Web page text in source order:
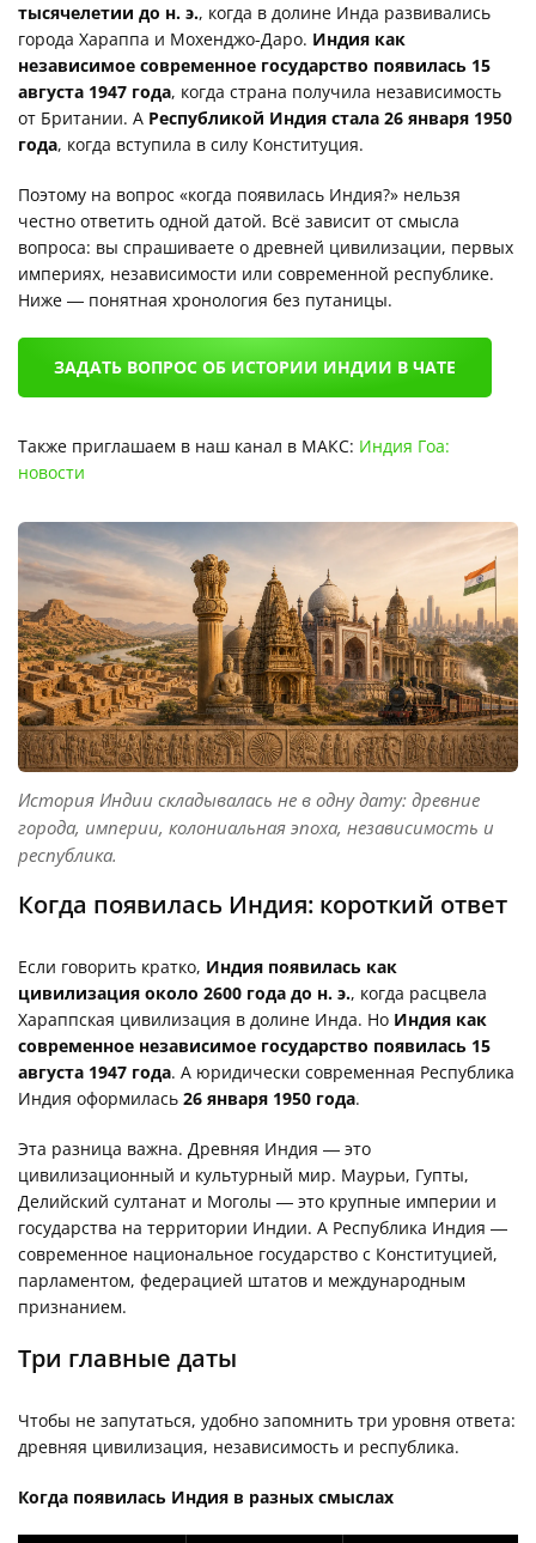
тысячелетии до н. э., когда в долине Инда развивались
города Хараппа и Мохенджо-Даро. Индия как
независимое современное государство появилась 15
августа 1947 года, когда страна получила независимость
от Британии. А Республикой Индия стала 26 января 1950
года, когда вступила в силу Конституция.
Поэтому на вопрос «когда появилась Индия?» нельзя
честно ответить одной датой. Всё зависит от смысла
вопроса: вы спрашиваете о древней цивилизации, первых
империях, независимости или современной республике.
Ниже — понятная хронология без путаницы.
ЗАДАТЬ ВОПРОС ОБ ИСТОРИИ ИНДИИ В ЧАТЕ
Также приглашаем в наш канал в МАКС: Индия Гоа:
новости
История Индии складывалась не в одну дату: древние
города, империи, колониальная эпоха, независимость и
республика.
Когда появилась Индия: короткий ответ
Если говорить кратко, Индия появилась как
цивилизация около 2600 года до н. э., когда расцвела
Хараппская цивилизация в долине Инда. Но Индия как
современное независимое государство появилась 15
августа 1947 года. А юридически современная Республика
Индия оформилась 26 января 1950 года.
Эта разница важна. Древняя Индия — это
цивилизационный и культурный мир. Маурьи, Гупты,
Делийский султанат и Моголы — это крупные империи и
государства на территории Индии. А Республика Индия —
современное национальное государство с Конституцией,
парламентом, федерацией штатов и международным
признанием.
Три главные даты
Чтобы не запутаться, удобно запомнить три уровня ответа:
древняя цивилизация, независимость и республика.
Когда появилась Индия в разных смыслах